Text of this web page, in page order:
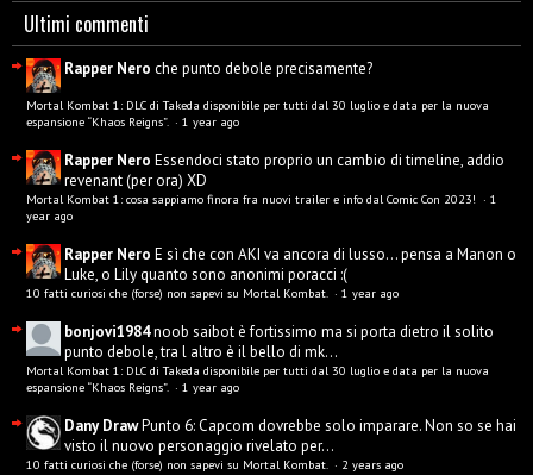
Ultimi commenti
Rapper Nero che punto debole precisamente?
Mortal Kombat 1: DLC di Takeda disponibile per tutti dal 30 luglio e data per la nuova
espansione “Khaos Reigns”. · 1 year ago
Rapper Nero Essendoci stato proprio un cambio di timeline, addio
revenant (per ora) XD
Mortal Kombat 1: cosa sappiamo finora fra nuovi trailer e info dal Comic Con 2023! · 1
year ago
Rapper Nero E sì che con AKI va ancora di lusso... pensa a Manon o
Luke, o Lily quanto sono anonimi poracci :(
10 fatti curiosi che (forse) non sapevi su Mortal Kombat. · 1 year ago
bonjovi1984noob saibot è fortissimo ma si porta dietro il solito
punto debole, tra l altro è il bello di mk...
Mortal Kombat 1: DLC di Takeda disponibile per tutti dal 30 luglio e data per la nuova
espansione “Khaos Reigns”. · 1 year ago
Dany DrawPunto 6: Capcom dovrebbe solo imparare. Non so se hai
visto il nuovo personaggio rivelato per...
10 fatti curiosi che (forse) non sapevi su Mortal Kombat. · 2 years ago